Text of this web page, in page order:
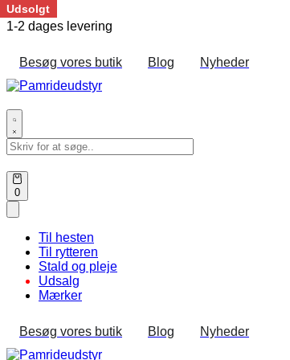
Skip
to
1-2 dages levering
Besøg vores butik Blog Nyheder
Search
for:
0Open
cart
Til hesten
Til rytteren
Stald og pleje
Udsalg
Mærker
Besøg vores butik Blog Nyheder
Udsolgt